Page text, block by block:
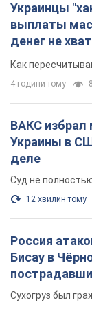
Украинцы
выплаты
денег не
Как
4 години тому
ВАКС избрал
Украины в
деле
Суд не
12 хвилин тому
Россия
Бисау в
Сухогруз был